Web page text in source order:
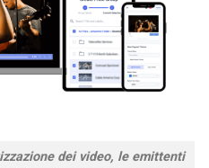
dei video, le emittenti